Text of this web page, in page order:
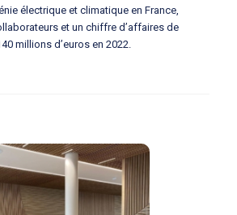
électrique et climatique en France,
et un chiffre d’affaires de
millions d’euros en 2022.